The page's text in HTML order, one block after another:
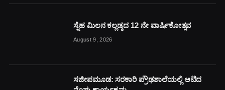
ಸ್ನೆಹ ಮಿಲನ ಕಲ್ಲಡ್ಕದ 12 ನೇ ವಾರ್ಷಿಕೋತ್ಸವ
August 9, 2026
ಸಜೀಪಮೂಡ: ಸರಕಾರಿ ಪ್ರೌಢಶಾಲೆಯಲ್ಲಿ ಆಟಿದ